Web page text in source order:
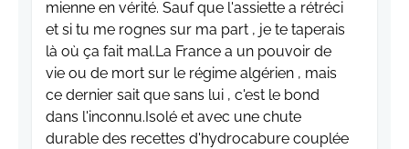
mienne en vérité. Sauf que l'assiette a rétréci
et si tu me rognes sur ma part , je te taperais
là où ça fait mal.La France a un pouvoir de
vie ou de mort sur le régime algérien , mais
ce dernier sait que sans lui , c'est le bond
dans l'inconnu.Isolé et avec une chute
durable des recettes d'hydrocabure couplée